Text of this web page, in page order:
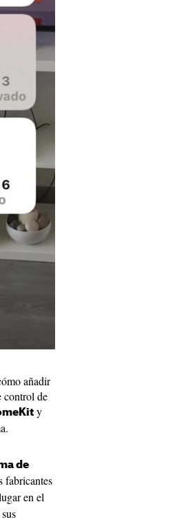
añadir
control de
y
de
fabricantes
en el